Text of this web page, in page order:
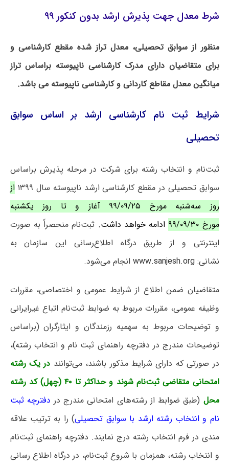
شرط معدل جهت پذیرش ارشد بدون کنکور ۹۹
منظور از سوابق تحصیلی، معدل تراز شده مقطع کارشناسی و
برای متقاضیان دارای مدرک کارشناسی ناپیوسته براساس تراز
میانگین معدل مقاطع کاردانی و کارشناسی ناپیوسته می باشد.
شرایط ثبت نام کارشناسی ارشد بر اساس سوابق
تحصیلی
ثبت‌نام و انتخاب رشته برای شرکت در مرحله پذیرش براساس
سوابق تحصیلی در مقطع کارشناسی ارشد ناپیوسته سال ۱۳۹۹
از
روز سه‌شنبه مورخ ۹۹/۰۹/۲۵ آغاز و تا روز یکشنبه
مورخ ۹۹/۰۹/۳۰
ادامه خواهد داشت. ثبت‌نام منحصراً به صورت
اینترنتی و از طریق درگاه اطلاع‌رسانی این سازمان به
نشانی:www.sanjesh.org انجام می‌شود.
متقاضیان ضمن اطلاع از شرایط عمومی و اختصاصی، مقررات
وظیفه عمومی، مقررات مربوط به ضوابط ثبت‌نام اتباع غیرایرانی
و توضیحات مربوط به سهمیه رزمندگان و ایثارگران (براساس
توضیحات مندرج در دفترچه راهنمای ثبت نام و انتخاب رشته)،
در صورتی که دارای شرایط مذکور باشند، می‌توانند در یک رشته
امتحانی متقاضی ثبت‌نام شوند و حداکثر تا ۴۰ (چهل) کد رشته
محل (طبق ضوابط از رشته‌‌های امتحانی مندرج در دفترچه ثبت
نام و انتخاب رشته ارشد با سوابق تحصیلی) را به ترتیب علاقه
مندی در فرم انتخاب رشته درج نمایند. دفترچه راهنمای ثبت‌نام
و انتخاب رشته، همزمان با شروع ثبت‌نام، در درگاه اطلاع رسانی